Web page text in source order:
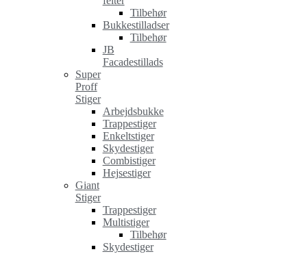
Tilbehør
Bukkestilladser
Tilbehør
JB
Facadestillads
Super
Proff
Stiger
Arbejdsbukke
Trappestiger
Enkeltstiger
Skydestiger
Combistiger
Hejsestiger
Giant
Stiger
Trappestiger
Multistiger
Tilbehør
Skydestiger